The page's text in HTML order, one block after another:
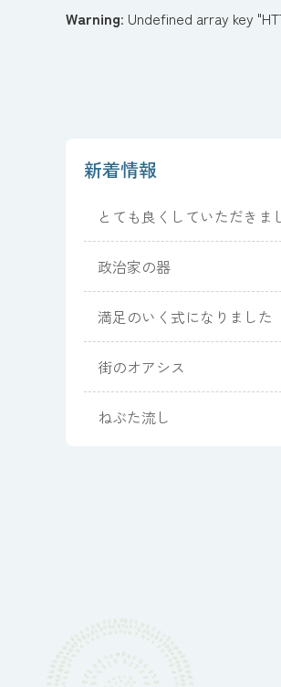
Warning: Undefined array key
新着情報
とても良くしていただきま
政治家の器
満足のいく式になりました
街のオアシス
ねぶた流し